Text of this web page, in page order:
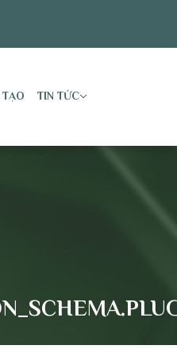
TIN TỨC